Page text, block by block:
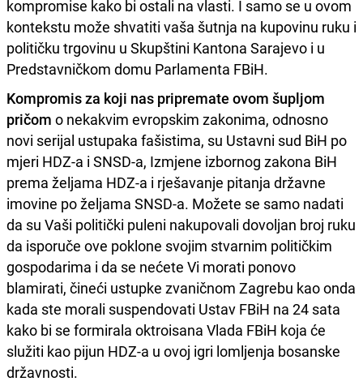
kompromise kako bi ostali na vlasti. I samo se u ovom
kontekstu može shvatiti vaša šutnja na kupovinu ruku i
političku trgovinu u Skupštini Kantona Sarajevo i u
Predstavničkom domu Parlamenta FBiH.
Kompromis za koji nas pripremate ovom šupljom
pričom o nekakvim evropskim zakonima, odnosno
novi serijal ustupaka fašistima, su Ustavni sud BiH po
mjeri HDZ-a i SNSD-a, Izmjene izbornog zakona BiH
prema željama HDZ-a i rješavanje pitanja državne
imovine po željama SNSD-a. Možete se samo nadati
da su Vaši politički puleni nakupovali dovoljan broj ruku
da isporuče ove poklone svojim stvarnim političkim
gospodarima i da se nećete Vi morati ponovo
blamirati, čineći ustupke zvaničnom Zagrebu kao onda
kada ste morali suspendovati Ustav FBiH na 24 sata
kako bi se formirala oktroisana Vlada FBiH koja će
služiti kao pijun HDZ-a u ovoj igri lomljenja bosanske
državnosti.